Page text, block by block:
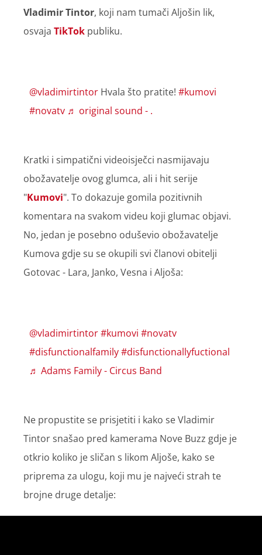
Vladimir Tintor, koji nam tumači Aljošin lik,
osvaja TikTok publiku.
@vladimirtintor Hvala što pratite! #kumovi
#novatv ♬ original sound - .
Kratki i simpatični videoisječci nasmijavaju
obožavatelje ovog glumca, ali i hit serije
"Kumovi". To dokazuje gomila pozitivnih
komentara na svakom videu koji glumac objavi.
No, jedan je posebno oduševio obožavatelje
Kumova gdje su se okupili svi članovi obitelji
Gotovac - Lara, Janko, Vesna i Aljoša:
@vladimirtintor#kumovi #novatv
#disfunctionalfamily#disfunctionallyfuctional
♬ Adams Family - Circus Band
Ne propustite se prisjetiti i kako se Vladimir
Tintor snašao pred kamerama Nove Buzz gdje je
otkrio koliko je sličan s likom Aljoše, kako se
priprema za ulogu, koji mu je najveći strah te
brojne druge detalje: